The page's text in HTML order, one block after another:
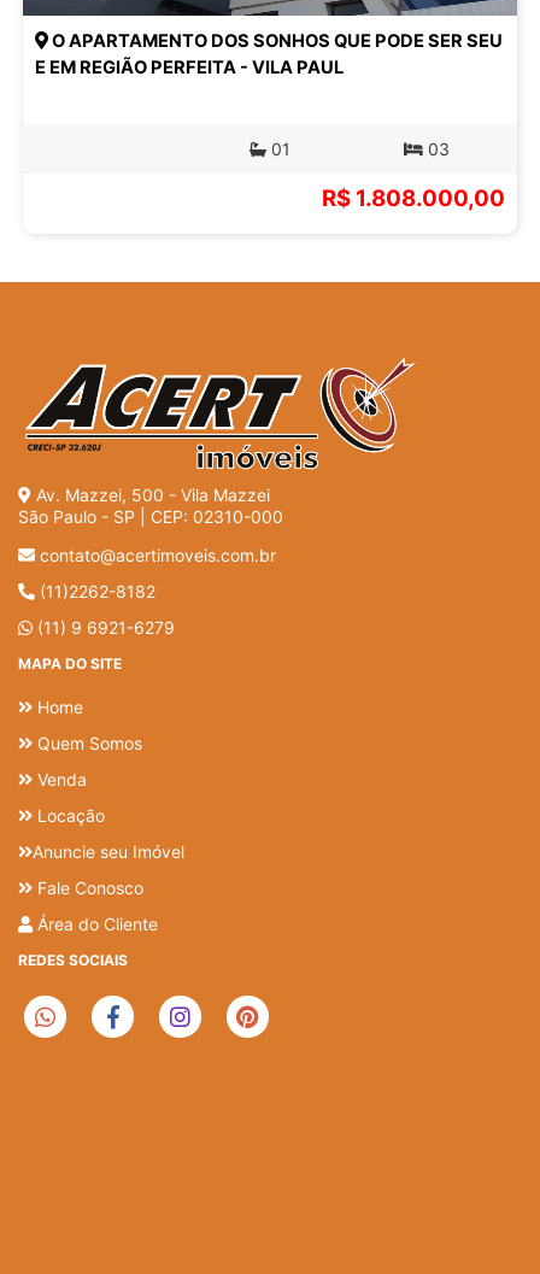
O APARTAMENTO DOS SONHOS QUE PODE SER SEU
E EM REGIÃO PERFEITA - VILA PAUL
01 03
R$ 1.808.000,00
Av. Mazzei, 500 - Vila Mazzei
São Paulo - SP | CEP: 02310-000
contato@acertimoveis.com.br
(11)2262-8182
(11) 9 6921-6279
MAPA DO SITE
Home
Quem Somos
Venda
Locação
Anuncie seu Imóvel
Fale Conosco
Área do Cliente
REDES SOCIAIS